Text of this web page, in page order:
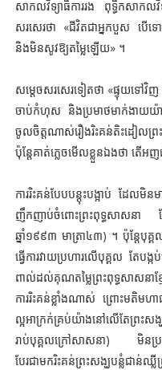
សាកលវិទ្យាធិការរង ពុទ្ធិកសាក
សរសេរថា «ជីវិតជាអ្នកបួស បើទ
និងមិនសូវឱ្យតម្លៃឡើយ» ។
សម្ដេចសរសេរទៀតថា «ផ្ទុយទៅវិញ
ចាប់កំហុស និងប្រមាថមាក់ងាយយ៉ា
ចូលចិត្តណាស់រឿងរិះគន់តិះដៀល
ប៉ុន្តែគាត់ភ្លេចមើលខ្លួនឯងថា តើ
ការរិះគន់បែបបន្តុះបង្អាប់ ដែលមិ
ញឹកញាប់ចំពោះព្រះពុទ្ធសាសនា ដ
ឆ្នាំ១៩៩៣ មាត្រា៤៣) ។ ប៉ុន្តែបុគ្
ធ្វើការវាយប្រហារលើបុគ្គល តែបង្
ពាល់ដល់គុណតម្លៃព្រះពុទ្ធសាសនាខ្
ការរិះគន់ខ្លាំងណាស់ ព្រោះមតិមហា
ល្អអាក្រក់គ្រប់យ៉ាងនៅលើតែព្រះ
រាប់បុគ្គលក្រៅសាសនា) មិនប្
បែរជាមករិះគន់ព្រះសង្ឃបន្លំជាន់ឈ្